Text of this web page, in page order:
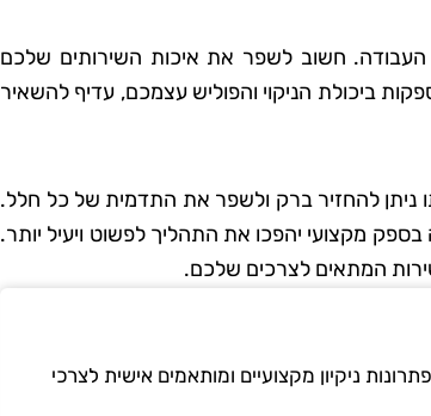
חשוב לשפר את איכות השירותים שלכם
ביכולת הניקוי והפוליש עצמכם, עדיף להשאיר
ניתן להחזיר ברק ולשפר את התדמית של כל חלל.
בספק מקצועי יהפכו את התהליך לפשוט ויעיל יותר.
שירות המתאים לצרכים שלכם.
ניקיון מקצועיים ומותאמים אישית לצרכי